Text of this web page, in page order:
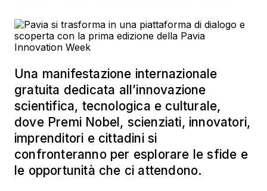
Una manifestazione internazionale
gratuita dedicata all’innovazione
scientifica, tecnologica e culturale,
dove Premi Nobel, scienziati, innovatori,
imprenditori e cittadini si
confronteranno per esplorare le sfide e
le opportunità che ci attendono.